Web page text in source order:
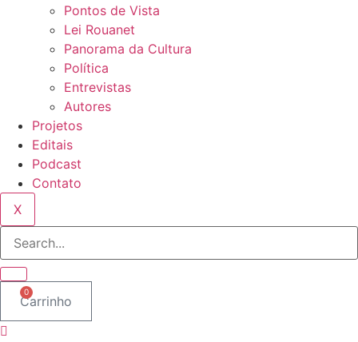
Pontos de Vista
Lei Rouanet
Panorama da Cultura
Política
Entrevistas
Autores
Projetos
Editais
Podcast
Contato
X
0
Carrinho